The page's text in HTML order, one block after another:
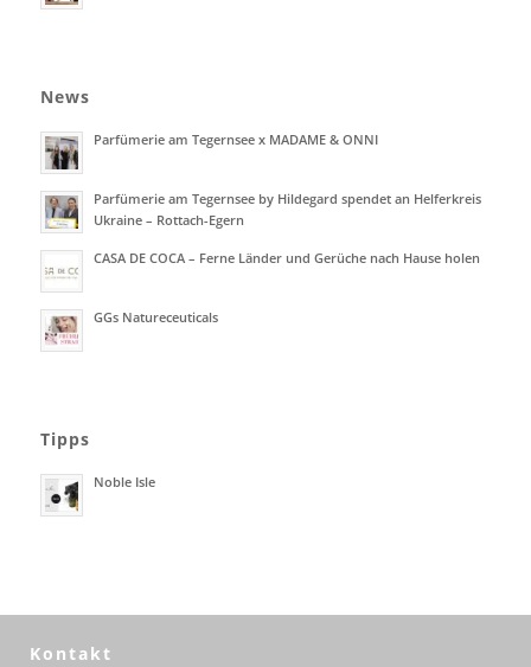
News
Parfümerie am Tegernsee x MADAME & ONNI
Parfümerie am Tegernsee by Hildegard spendet an Helferkreis
Ukraine – Rottach-Egern
CASA DE COCA – Ferne Länder und Gerüche nach Hause holen
GGs Natureceuticals
Tipps
Noble Isle
Kontakt